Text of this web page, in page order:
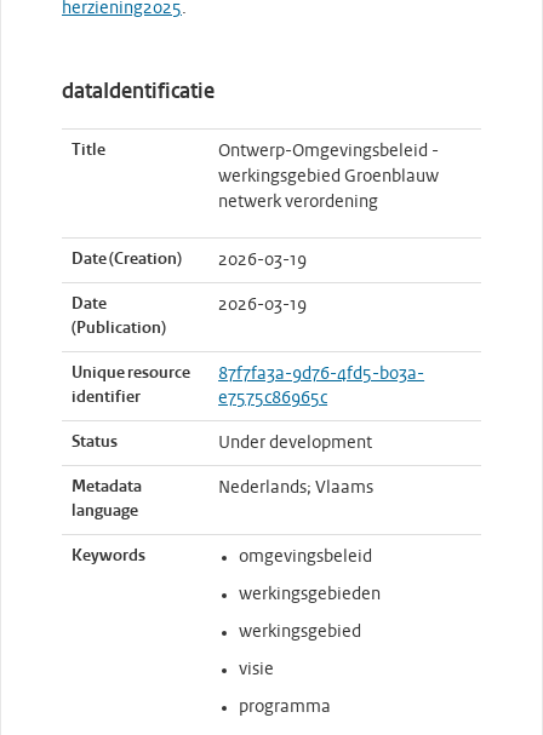
herziening2025.
dataIdentificatie
Title
Ontwerp-Omgevingsbeleid -
werkingsgebied Groenblauw
netwerk verordening
Date (Creation) 2026-03-19
Date
(Publication)
2026-03-19
Unique resource
identifier
87f7fa3a-9d76-4fd5-b03a-
e7575c86965c
Status Under development
Metadata
language
Nederlands; Vlaams
Keywords omgevingsbeleid
werkingsgebieden
werkingsgebied
visie
programma